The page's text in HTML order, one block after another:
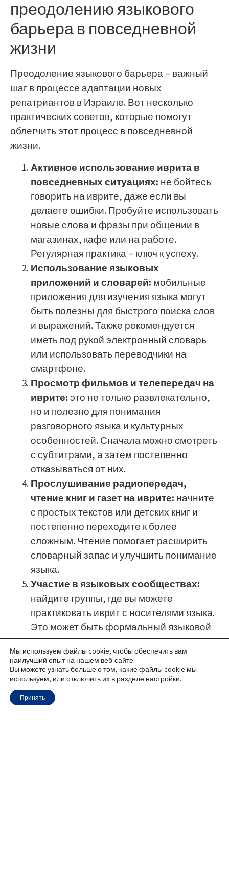
преодолению языкового
барьера в повседневной
жизни
Преодоление языкового барьера – важный
шаг в процессе адаптации новых
репатриантов в Израиле. Вот несколько
практических советов, которые помогут
облегчить этот процесс в повседневной
жизни.
Активное использование иврита в
повседневных ситуациях: не бойтесь
говорить на иврите, даже если вы
делаете ошибки. Пробуйте использовать
новые слова и фразы при общении в
магазинах, кафе или на работе.
Регулярная практика – ключ к успеху.
Использование языковых
приложений и словарей: мобильные
приложения для изучения языка могут
быть полезны для быстрого поиска слов
и выражений. Также рекомендуется
иметь под рукой электронный словарь
или использовать переводчики на
смартфоне.
Просмотр фильмов и телепередач на
иврите: это не только развлекательно,
но и полезно для понимания
разговорного языка и культурных
особенностей. Сначала можно смотреть
с субтитрами, а затем постепенно
отказываться от них.
Прослушивание радиопередач,
чтение книг и газет на иврите: начните
с простых текстов или детских книг и
постепенно переходите к более
сложным. Чтение помогает расширить
словарный запас и улучшить понимание
языка.
Участие в языковых сообществах:
найдите группы, где вы можете
практиковать иврит с носителями языка.
Это может быть формальный языковой
обмен или неформальные встречи.
Запись и анализ собственной речи:
попробуйте записывать свои разговоры
на иврите и анализировать их. Это
поможет выявить частые ошибки и
Мы используем файлы cookie, чтобы обеспечить вам
наилучший опыт на нашем веб-сайте.
Вы можете узнать больше о том, какие файлы cookie мы
используем, или отключить их в разделе настройки.
Принять